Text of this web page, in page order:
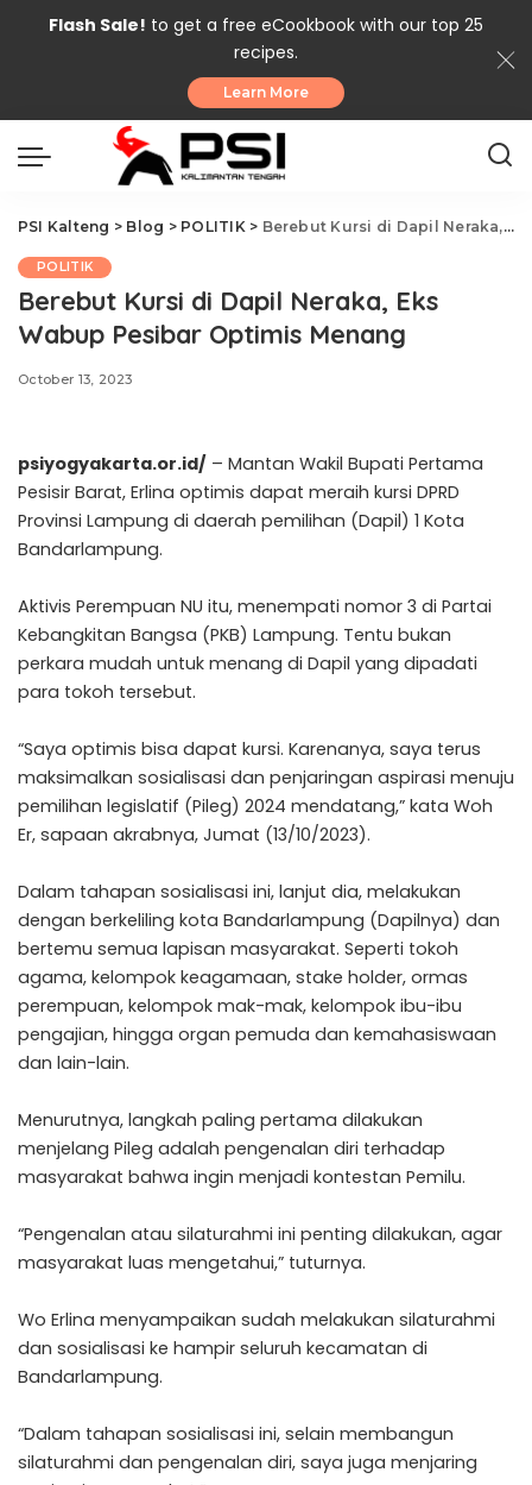
Flash Sale! to get a free eCookbook with our top 25
recipes.
Learn More
PSI Kalteng > Blog > POLITIK> Berebut Kursi di Dapil Neraka, Eks Wabup Pesibar Optimis Menang
POLITIK
Berebut Kursi di Dapil Neraka, Eks
Wabup Pesibar Optimis Menang
October 13, 2023
psiyogyakarta.or.id/ – Mantan Wakil Bupati Pertama
Pesisir Barat, Erlina optimis dapat meraih kursi DPRD
Provinsi Lampung di daerah pemilihan (Dapil) 1 Kota
Bandarlampung.
Aktivis Perempuan NU itu, menempati nomor 3 di Partai
Kebangkitan Bangsa (PKB) Lampung. Tentu bukan
perkara mudah untuk menang di Dapil yang dipadati
para tokoh tersebut.
“Saya optimis bisa dapat kursi. Karenanya, saya terus
maksimalkan sosialisasi dan penjaringan aspirasi menuju
pemilihan legislatif (Pileg) 2024 mendatang,” kata Woh
Er, sapaan akrabnya, Jumat (13/10/2023).
Dalam tahapan sosialisasi ini, lanjut dia, melakukan
dengan berkeliling kota Bandarlampung (Dapilnya) dan
bertemu semua lapisan masyarakat. Seperti tokoh
agama, kelompok keagamaan, stake holder, ormas
perempuan, kelompok mak-mak, kelompok ibu-ibu
pengajian, hingga organ pemuda dan kemahasiswaan
dan lain-lain.
Menurutnya, langkah paling pertama dilakukan
menjelang Pileg adalah pengenalan diri terhadap
masyarakat bahwa ingin menjadi kontestan Pemilu.
“Pengenalan atau silaturahmi ini penting dilakukan, agar
masyarakat luas mengetahui,” tuturnya.
Wo Erlina menyampaikan sudah melakukan silaturahmi
dan sosialisasi ke hampir seluruh kecamatan di
Bandarlampung.
“Dalam tahapan sosialisasi ini, selain membangun
silaturahmi dan pengenalan diri, saya juga menjaring